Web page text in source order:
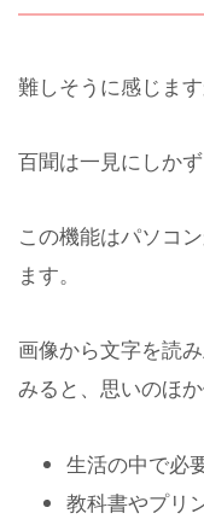
難しそうに感じま
百聞は一見にしか
この機能はパソコ
ます。
画像から文字を読
みると、思いのほ
生活の中で必
教科書やプリ